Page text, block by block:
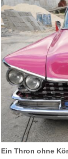
Ein Thron ohne